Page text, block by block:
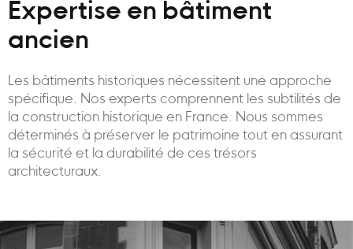
Expertise en bâtiment
ancien
Les bâtiments historiques nécessitent une approche
spécifique. Nos experts comprennent les subtilités de
la construction historique en France. Nous sommes
déterminés à préserver le patrimoine tout en assurant
la sécurité et la durabilité de ces trésors
architecturaux.